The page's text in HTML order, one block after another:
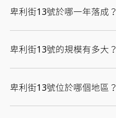
卑利街13號於哪一年落成？
卑利街13號的規模有多大？
卑利街13號位於哪個地區？